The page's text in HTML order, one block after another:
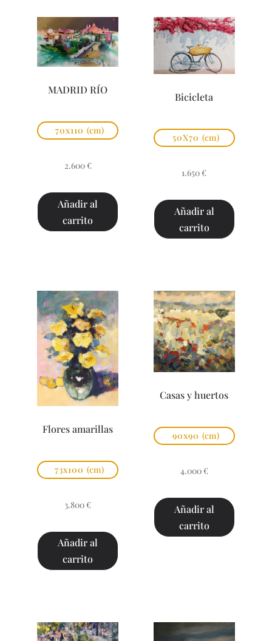
MADRID RÍO
70x110 (cm)
2.600 €
Añadir al
carrito
Bicicleta
50X70 (cm)
1.650 €
Añadir al
carrito
Flores amarillas
73x100 (cm)
3.800 €
Añadir al
carrito
Casas y huertos
90x90 (cm)
4.000 €
Añadir al
carrito